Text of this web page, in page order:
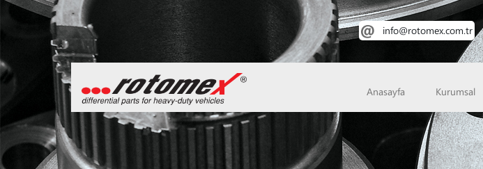
info@rotomex.com.tr
Anasayfa Kurumsal